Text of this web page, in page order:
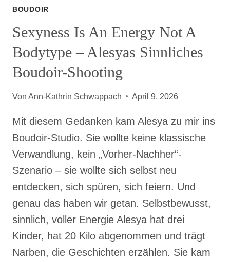
BOUDOIR
Sexyness Is An Energy Not A
Bodytype – Alesyas Sinnliches
Boudoir-Shooting
Von Ann-Kathrin Schwappach April 9, 2026
Mit diesem Gedanken kam Alesya zu mir ins
Boudoir-Studio. Sie wollte keine klassische
Verwandlung, kein „Vorher-Nachher“-
Szenario – sie wollte sich selbst neu
entdecken, sich spüren, sich feiern. Und
genau das haben wir getan. Selbstbewusst,
sinnlich, voller Energie Alesya hat drei
Kinder, hat 20 Kilo abgenommen und trägt
Narben, die Geschichten erzählen. Sie kam